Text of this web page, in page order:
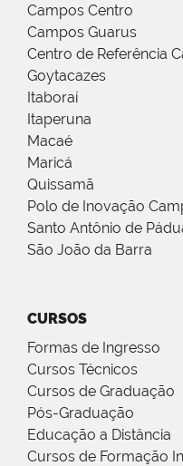
Campos Centro
Campos Guarus
Centro de Referência
Goytacazes
Itaboraí
Itaperuna
Macaé
Maricá
Quissamã
Polo de Inovação
Santo Antônio de
São João da Barra
CURSOS
Formas de Ingresso
Cursos Técnicos
Cursos de Graduação
Pós-Graduação
Educação a Distância
Cursos de Formação